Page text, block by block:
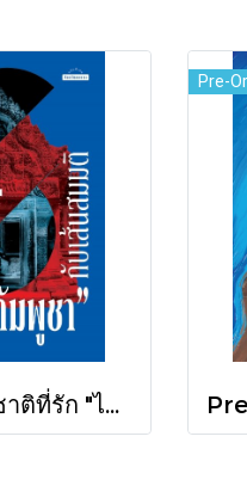
Pre-order ชาติที่รัก "ไทย-กัมพูชา" กับเส้นสมมติ / พวงทอง ภวัครพันธุ์ / มติชน
Pre-